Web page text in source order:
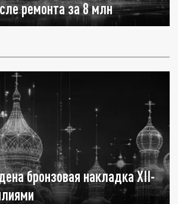
ремонта за 8 млн
бронзовая накладка XII-